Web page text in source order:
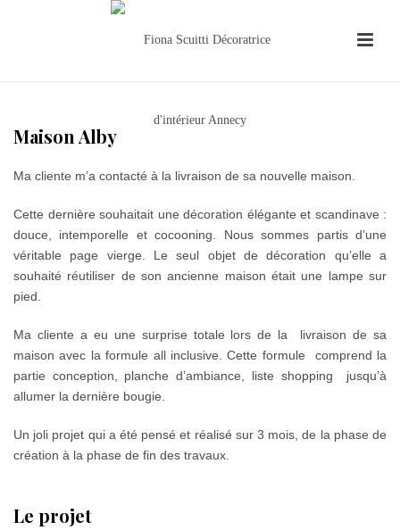
Maison Alby
Ma cliente m’a contacté à la livraison de sa nouvelle maison.
Cette dernière souhaitait une décoration élégante et scandinave :
douce, intemporelle et cocooning. Nous sommes partis d’une
véritable page vierge. Le seul objet de décoration qu’elle a
souhaité réutiliser de son ancienne maison était une lampe sur
pied.
Ma cliente a eu une surprise totale lors de la livraison de sa
maison avec la formule all inclusive. Cette formule comprend la
partie conception, planche d’ambiance, liste shopping jusqu’à
allumer la dernière bougie.
Un joli projet qui a été pensé et réalisé sur 3 mois, de la phase de
création à la phase de fin des travaux.
Le projet